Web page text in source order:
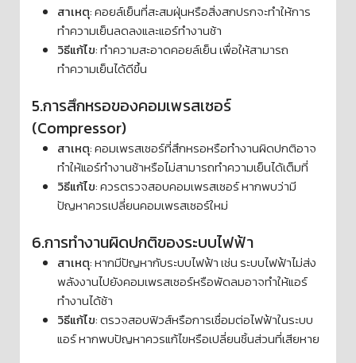
สาเหตุ: คอยล์เย็นที่สะสมฝุ่นหรือสิ่งสกปรกจะทำให้การ
ทำความเย็นลดลงและแอร์ทำงานช้า
วิธีแก้ไข: ทำความสะอาดคอยล์เย็น เพื่อให้สามารถ
ทำความเย็นได้ดีขึ้น
5.การสึกหรอของคอมเพรสเซอร์
(Compressor)
สาเหตุ: คอมเพรสเซอร์ที่สึกหรอหรือทำงานผิดปกติอาจ
ทำให้แอร์ทำงานช้าหรือไม่สามารถทำความเย็นได้เต็มที่
วิธีแก้ไข: ควรตรวจสอบคอมเพรสเซอร์ หากพบว่ามี
ปัญหาควรเปลี่ยนคอมเพรสเซอร์ใหม่
6.การทำงานผิดปกติของระบบไฟฟ้า
สาเหตุ: หากมีปัญหากับระบบไฟฟ้า เช่น ระบบไฟฟ้าไม่ส่ง
พลังงานไปยังคอมเพรสเซอร์หรือพัดลมอาจทำให้แอร์
ทำงานได้ช้า
วิธีแก้ไข: ตรวจสอบฟิวส์หรือการเชื่อมต่อไฟฟ้าในระบบ
แอร์ หากพบปัญหาควรแก้ไขหรือเปลี่ยนชิ้นส่วนที่เสียหาย